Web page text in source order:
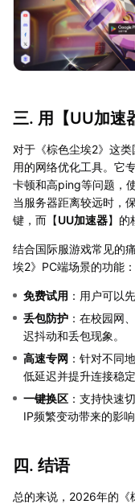
三. 用【UU加速
对于《棕色尘埃2》这
用的网络优化工具。它
卡顿和高ping等问题，
当服务器距离较远时，
键，而【UU加速器】的
结合国际服游戏常见的
埃2》PC端场景的功能：
免费试用 ：用户可以
丢包防护 ：在校园网
迟抖动和丢包现象。
高速专网 ：针对不同
低延迟并提升连接稳定
一键换区 ：支持快速
IP频繁变动带来的影响
四. 结语
总的来说，2026年的《